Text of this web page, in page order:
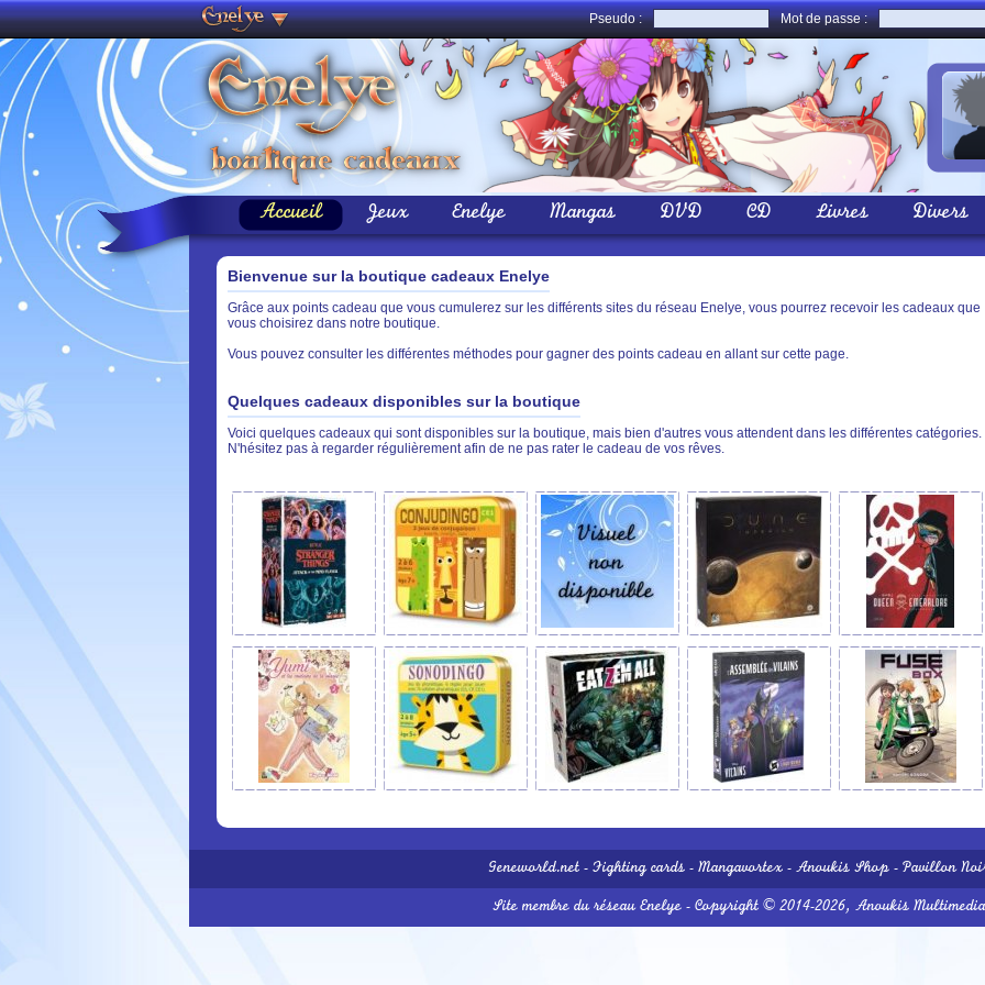
Pseudo : Mot de passe :
Accueil Jeux Enelye Mangas DVD CD Livres Divers
Bienvenue sur la boutique cadeaux Enelye
Grâce aux points cadeau que vous cumulerez sur les différents sites du réseau Enelye, vous pourrez recevoir les cadeaux que
vous choisirez dans notre boutique.
Vous pouvez consulter les différentes méthodes pour gagner des points cadeau en allant sur cette page.
Quelques cadeaux disponibles sur la boutique
Voici quelques cadeaux qui sont disponibles sur la boutique, mais bien d'autres vous attendent dans les différentes catégories.
N'hésitez pas à regarder régulièrement afin de ne pas rater le cadeau de vos rêves.
Geneworld.net - Fighting cards - Mangavortex - Anoukis Shop - Pavillon
Site membre du réseau Enelye- Copyright © 2014-2026, Anoukis Multimedia